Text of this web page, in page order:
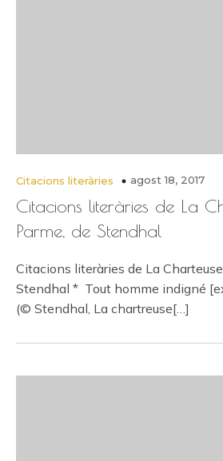
Citacions literàries agost 18, 2017
Citacions literàries de La
Parme, de Stendhal
Citacions literàries de La
Stendhal * Tout homme indigné
(© Stendhal, La chartreuse[…]